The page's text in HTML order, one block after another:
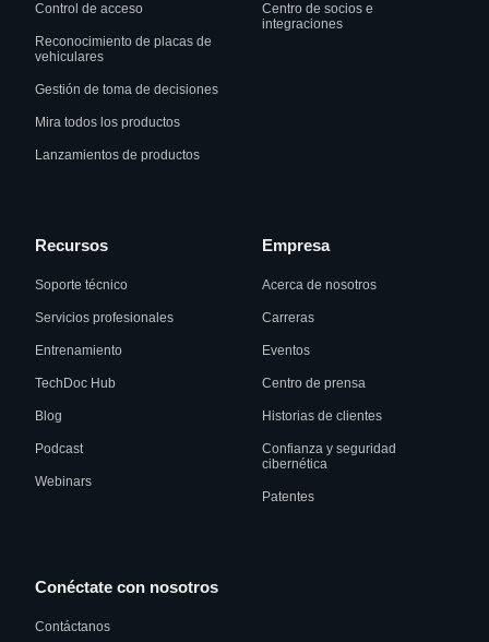
Control de acceso
Reconocimiento de placas de
vehiculares
Gestión de toma de decisiones
Mira todos los productos
Lanzamientos de productos
Centro de socios e
integraciones
Recursos
Soporte técnico
Servicios profesionales
Entrenamiento
TechDoc Hub
Blog
Podcast
Webinars
Empresa
Acerca de nosotros
Carreras
Eventos
Centro de prensa
Historias de clientes
Confianza y seguridad
cibernética
Patentes
Conéctate con nosotros
Contáctanos